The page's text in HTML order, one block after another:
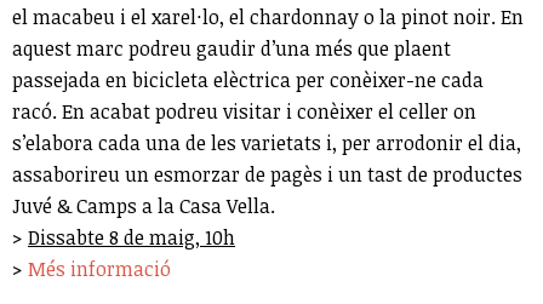
el macabeu i el xarel·lo, el chardonnay o la pinot noir. En
aquest marc podreu gaudir d’una més que plaent
passejada en bicicleta elèctrica per conèixer-ne cada
racó. En acabat podreu visitar i conèixer el celler on
s’elabora cada una de les varietats i, per arrodonir el dia,
assaborireu un esmorzar de pagès i un tast de productes
Juvé & Camps a la Casa Vella.
> Dissabte 8 de maig, 10h
> Més informació